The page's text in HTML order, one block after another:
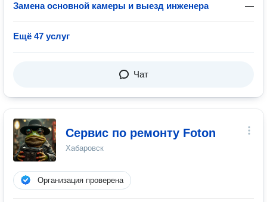
Замена основной камеры и выезд инженера —
Ещё 47 услуг
Чат
Сервис по ремонту Foton
Хабаровск
Организация проверена